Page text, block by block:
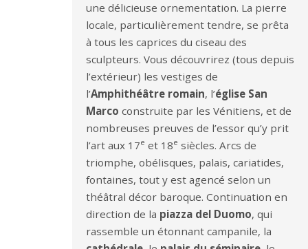
une délicieuse ornementation. La pierre
locale, particulièrement tendre, se prêta
à tous les caprices du ciseau des
sculpteurs. Vous découvrirez (tous depuis
l’extérieur) les vestiges de
l’Amphithéâtre romain, l’église San
Marco construite par les Vénitiens, et de
nombreuses preuves de l’essor qu’y prit
l’art aux 17e et 18e siècles. Arcs de
triomphe, obélisques, palais, cariatides,
fontaines, tout y est agencé selon un
théâtral décor baroque. Continuation en
direction de la piazza del Duomo, qui
rassemble un étonnant campanile, la